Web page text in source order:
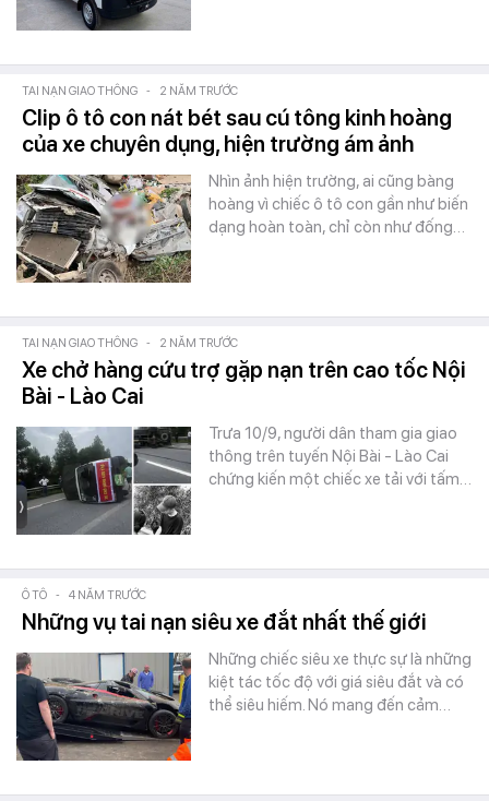
TAI NẠN GIAO THÔNG - 2 NĂM TRƯỚC
Clip ô tô con nát bét sau cú tông kinh hoàng
của xe chuyên dụng, hiện trường ám ảnh
Nhìn ảnh hiện trường, ai cũng bàng
hoàng vì chiếc ô tô con gần như biến
dạng hoàn toàn, chỉ còn như đống…
TAI NẠN GIAO THÔNG - 2 NĂM TRƯỚC
Xe chở hàng cứu trợ gặp nạn trên cao tốc Nội
Bài - Lào Cai
Trưa 10/9, người dân tham gia giao
thông trên tuyến Nội Bài - Lào Cai
chứng kiến một chiếc xe tải với tấm…
Ô TÔ - 4 NĂM TRƯỚC
Những vụ tai nạn siêu xe đắt nhất thế giới
Những chiếc siêu xe thực sự là những
kiệt tác tốc độ với giá siêu đắt và có
thể siêu hiếm. Nó mang đến cảm…